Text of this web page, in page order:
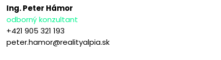
Ing. Peter Hámor
odborný konzultant
+421 905 321 193
peter.hamor@realityalpia.sk